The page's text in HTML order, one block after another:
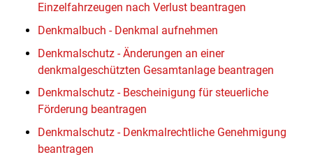
Einzelfahrzeugen nach Verlust beantragen
Denkmalbuch - Denkmal aufnehmen
Denkmalschutz - Änderungen an einer
denkmalgeschützten Gesamtanlage beantragen
Denkmalschutz - Bescheinigung für steuerliche
Förderung beantragen
Denkmalschutz - Denkmalrechtliche Genehmigung
beantragen